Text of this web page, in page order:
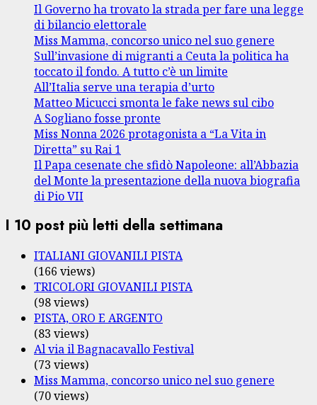
Il Governo ha trovato la strada per fare una legge
di bilancio elettorale
Miss Mamma, concorso unico nel suo genere
Sull’invasione di migranti a Ceuta la politica ha
toccato il fondo. A tutto c’è un limite
All’Italia serve una terapia d’urto
Matteo Micucci smonta le fake news sul cibo
A Sogliano fosse pronte
Miss Nonna 2026 protagonista a “La Vita in
Diretta” su Rai 1
Il Papa cesenate che sfidò Napoleone: all’Abbazia
del Monte la presentazione della nuova biografia
di Pio VII
I 10 post più letti della settimana
ITALIANI GIOVANILI PISTA
(166 views)
TRICOLORI GIOVANILI PISTA
(98 views)
PISTA, ORO E ARGENTO
(83 views)
Al via il Bagnacavallo Festival
(73 views)
Miss Mamma, concorso unico nel suo genere
(70 views)